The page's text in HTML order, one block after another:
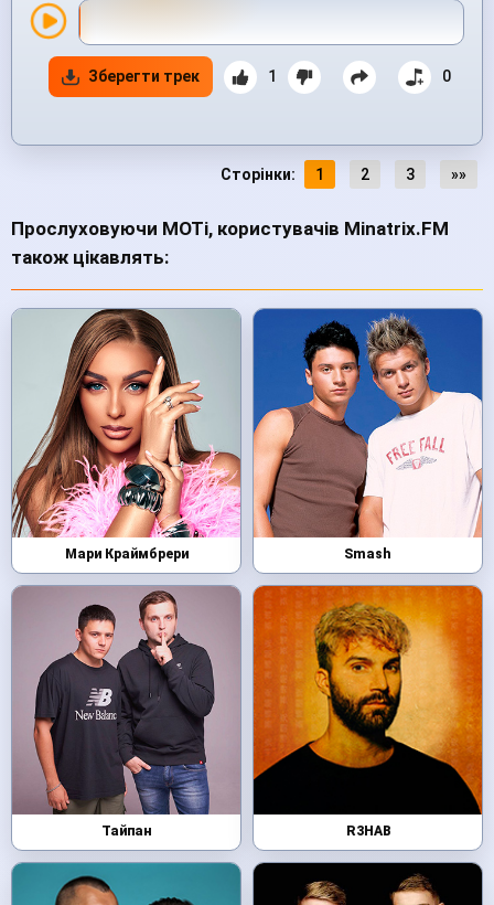
Зберегти трек 1 0
Сторінки: 1 2 3 »»
Прослуховуючи MOTi, користувачів Minatrix.FM
також цікавлять:
Мари Краймбрери Smash
Тайпан R3HAB